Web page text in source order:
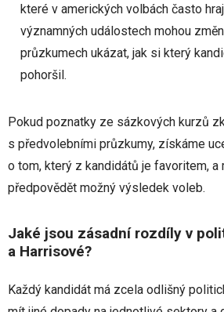
které v amerických volbách často
významných událostech mohou
průzkumech ukázat, jak si který
pohoršil.
Pokud poznatky ze sázkových kurzů
s předvolebními průzkumy, získáme
o tom, který z kandidátů je favoritem, a
předpovědět možný výsledek voleb.
Jaké jsou zásadní rozdíly v
a Harrisové?
Každý kandidát má zcela odlišný